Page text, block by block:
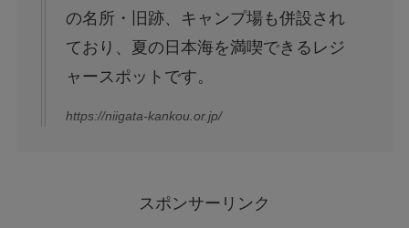
の名所・旧跡、キャンプ場も併設され
ており、夏の日本海を満喫できるレジ
ャースポットです。
https://niigata-kankou.or.jp/
スポンサーリンク